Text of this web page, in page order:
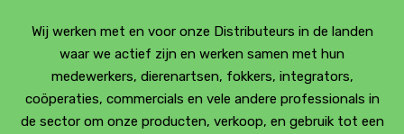
Wij werken met en voor onze Distributeurs in de landen
waar we actief zijn en werken samen met hun
medewerkers, dierenartsen, fokkers, integrators,
coöperaties, commercials en vele andere professionals in
de sector om onze producten, verkoop, en gebruik tot een